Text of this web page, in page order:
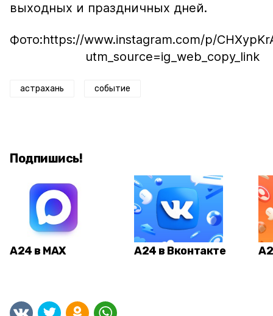
выходных и праздничных дней.
Фото:https://www.instagram.com/p/
utm_source=ig_web_copy_link
астрахань событие
Подпишись!
А24 в MAX А24 в Вконтакте